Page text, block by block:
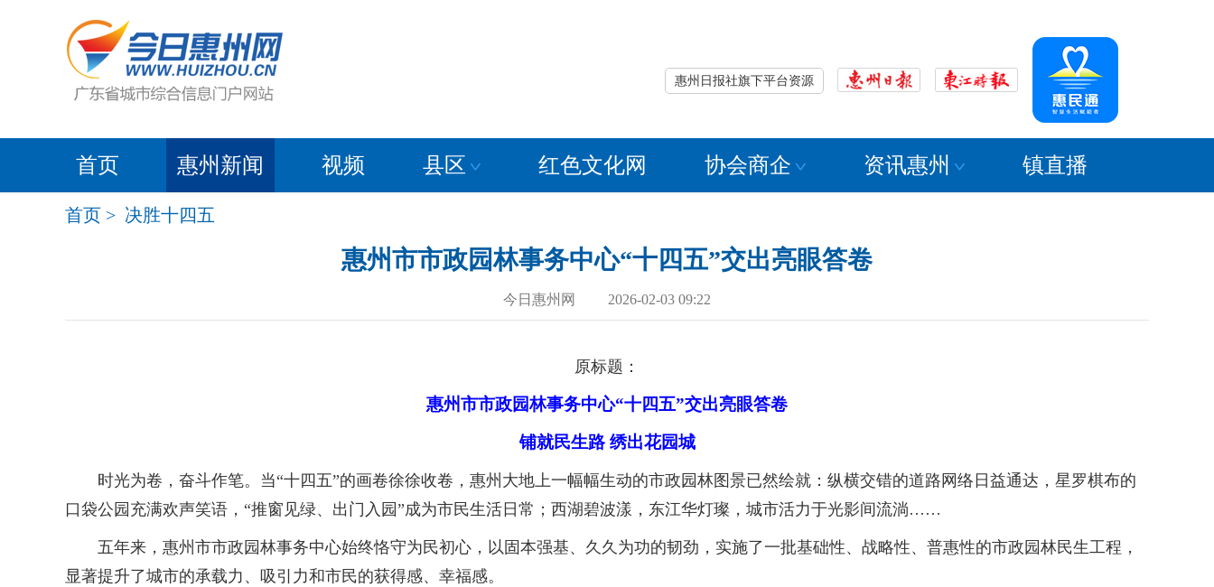
惠州日报社旗下平台资源
首页 惠州新闻 视频 县区 红色文化网 协会商企 资讯惠州 镇直播
首页 > 决胜十四五
惠州市市政园林事务中心“十四五”交出亮眼答卷
今日惠州网 2026-02-03 09:22
原标题：
惠州市市政园林事务中心“十四五”交出亮眼答卷
铺就民生路 绣出花园城
时光为卷，奋斗作笔。当“十四五”的画卷徐徐收卷，惠州大地上一幅幅生动的市政园林图景已然绘就：纵横交错的道路网络日益通达，星罗棋布的
口袋公园充满欢声笑语，“推窗见绿、出门入园”成为市民生活日常；西湖碧波漾，东江华灯璨，城市活力于光影间流淌……
五年来，惠州市市政园林事务中心始终恪守为民初心，以固本强基、久久为功的韧劲，实施了一批基础性、战略性、普惠性的市政园林民生工程，
显著提升了城市的承载力、吸引力和市民的获得感、幸福感。